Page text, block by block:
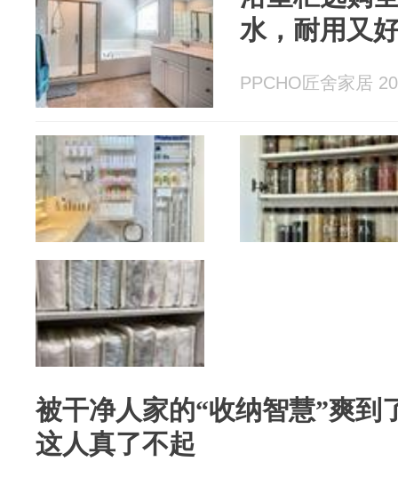
水，耐用又
PPCHO匠舍家居
被干净人家的“收纳智慧”爽到
这人真了不起